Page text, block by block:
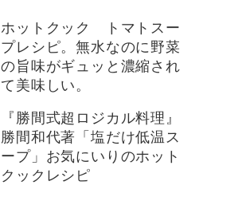
ホットクック トマトスー
プレシピ。無水なのに野菜
の旨味がギュッと濃縮され
て美味しい。
『勝間式超ロジカル料理』
勝間和代著「塩だけ低温ス
ープ」お気にいりのホット
クックレシピ